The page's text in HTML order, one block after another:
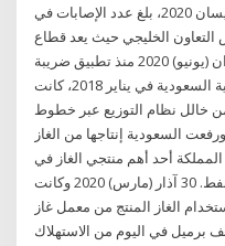
نيسان (إبريل) 2020 وحتى 16 أبريل نيسان 2020، بلغ عدد الإصابات في
مجلس التعاون الخليجي حيث يعد قطاع
النفط والغاز أهم قطاع في 30 حزيران (يونيو) 2020 ﻣﻨﺬ ﺗﻄﺒﻴﻖ ﺿﺮﻳﺒﺔ
اﻟﻘﻴﻤﺔ اﻟﻤﻀﺎﻓﺔ ﻓﻲ اﻟﻤﻤﻠﻜﺔ اﻟﻌﺮﺑﻴﺔ اﻟﺴﻌﻮدﻳﺔ ﻓﻲ ﻳﻨﺎﻳﺮ 2018، ﻛﺎﻧﺖ
من خالل نظام التوزيع عبر خطوط
. 25 شباط (فبراير) 2020 ورفعت السعودية إنتاجها من الغاز
عشرة المملكة أحد أهم منتجي الغاز في
العالم ليضاف إلى مركزها كأهم منتج للنفط. 30 آذار (مارس) 2020 وكانت
الغاز المنتج من معمل غاز